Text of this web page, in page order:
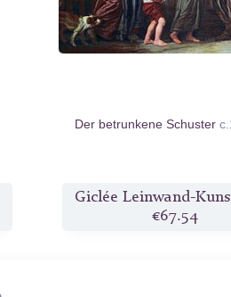
Der betrunkene Schuster
Giclée Leinwand-
€67.54